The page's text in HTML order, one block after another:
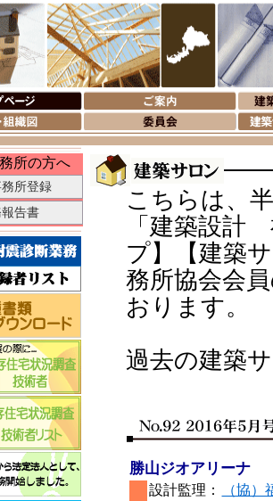
こちらは、
「建築設計
プ】【建築
務所協会会
おります。
過去の建築
勝山ジオアリーナ
設計監理：
（協
所の方へ
務所登録
報告書